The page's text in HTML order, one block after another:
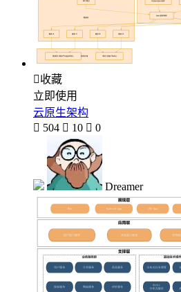
收藏
立即使用
云原生架构
 504  10  0
Dreamer